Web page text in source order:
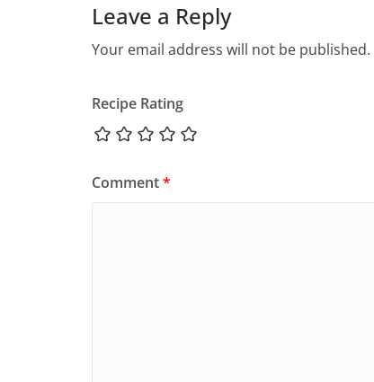
Leave a Reply
Your email address will not be published.
Recipe Rating
Comment*